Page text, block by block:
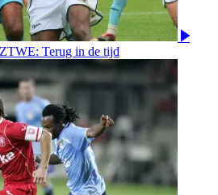
Terug in de tijd